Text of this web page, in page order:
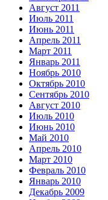
Август 2011
Июль 2011
Июнь 2011
Апрель 2011
Март 2011
Январь 2011
Ноябрь 2010
Октябрь 2010
Сентябрь 2010
Август 2010
Июль 2010
Июнь 2010
Май 2010
Апрель 2010
Март 2010
Февраль 2010
Январь 2010
Декабрь 2009